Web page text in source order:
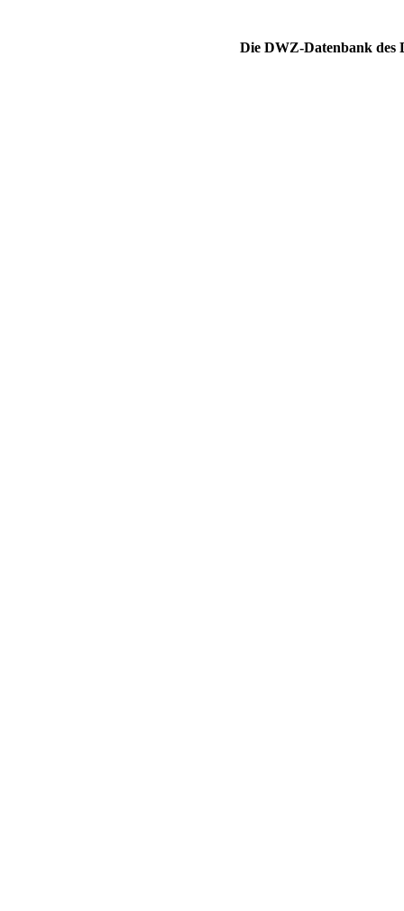
Die DWZ-Datenbank des